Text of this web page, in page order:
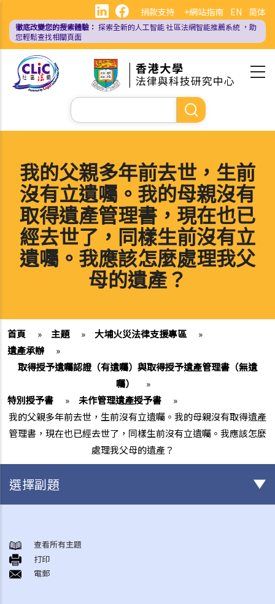
內
EN 简体
捐款支持 +網站指南
徹底改變您的搜索體驗： 探索全新的人工智能社區法網智能推薦系統 ，助
您輕鬆查找相關頁面
Search
我的父親多年前去世，生前
沒有立遺囑。我的母親沒有
取得遺產管理書，現在也已
經去世了，同樣生前沒有立
遺囑。我應該怎麼處理我父
母的遺產？
首頁 » 主題 » 大埔火災法律支援專區
»
遺產承辦
»
取得授予遺囑認證（有遺囑）與取得授予遺產管理書（無遺
囑）
»
特別授予書
» 未作管理遺產授予書
»
我的父親多年前去世，生前沒有立遺囑。我的母親沒有取得遺產
管理書，現在也已經去世了，同樣生前沒有立遺囑。我應該怎麼
處理我父母的遺產？
選擇副題
A. 火葬
B. 骨灰安置所（靈灰安置所）
C. 土葬
查看所有主題
打印
電郵